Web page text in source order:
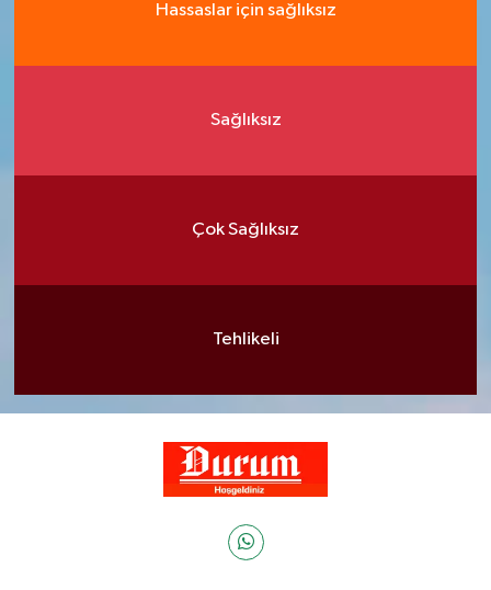
Hassaslar için sağlıksız
Sağlıksız
Çok Sağlıksız
Tehlikeli